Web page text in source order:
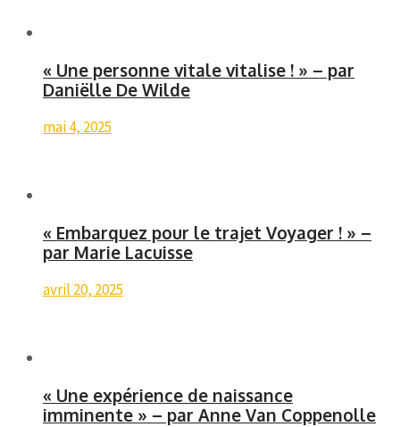
« Une personne vitale vitalise ! » – par
Daniëlle De Wilde
mai 4, 2025
« Embarquez pour le trajet Voyager ! » –
par Marie Lacuisse
avril 20, 2025
« Une expérience de naissance
imminente » – par Anne Van Coppenolle